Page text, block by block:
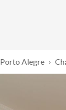
Porto Alegre ›